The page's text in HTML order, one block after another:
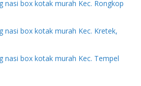
nasi box kotak murah Kec. Rongkop
nasi box kotak murah Kec. Kretek,
nasi box kotak murah Kec. Tempel